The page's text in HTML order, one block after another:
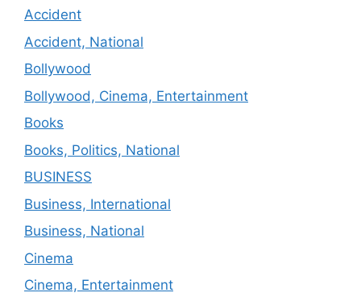
Accident
Accident, National
Bollywood
Bollywood, Cinema, Entertainment
Books
Books, Politics, National
BUSINESS
Business, International
Business, National
Cinema
Cinema, Entertainment